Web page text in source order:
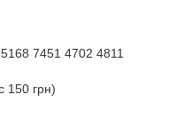
7451 4702 4811
150 грн)